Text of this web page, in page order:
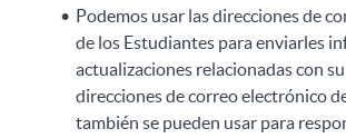
Podemos usar las direcciones de
de los Estudiantes para enviarles
actualizaciones relacionadas con
direcciones de correo electrónico
también se pueden usar para